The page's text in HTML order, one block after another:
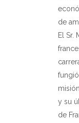
de
El Sr.
y su
de